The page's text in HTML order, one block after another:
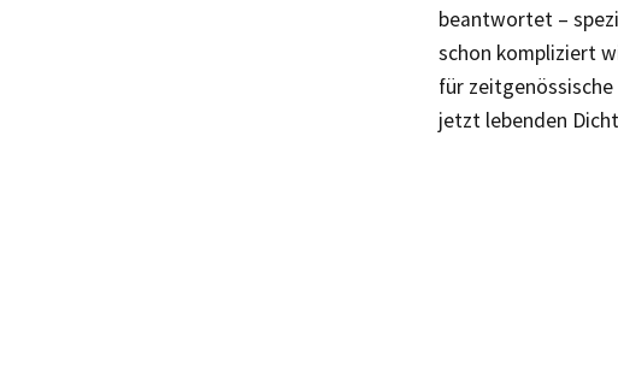
beantwortet –
schon kompliziert
für
jetzt lebenden